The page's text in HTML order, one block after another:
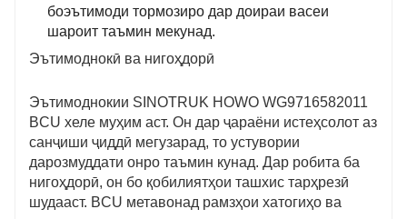
боэътимоди тормозиро дар доираи васеи
шароит таъмин мекунад.
Эътимоднокӣ ва нигоҳдорӣ
Эътимоднокии SINOTRUK HOWO WG9716582011
BCU хеле муҳим аст. Он дар ҷараёни истеҳсолот аз
санҷиши ҷиддӣ мегузарад, то устувории
дарозмуддати онро таъмин кунад. Дар робита ба
нигоҳдорӣ, он бо қобилиятҳои ташхис тарҳрезӣ
шудааст. BCU метавонад рамзҳои хатогиҳо ва